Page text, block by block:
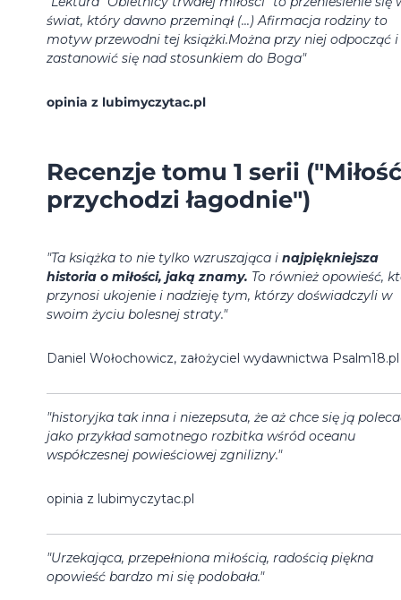
świat, który dawno przeminął (...) Afirmacja rodziny to
motyw przewodni tej książki.Można przy niej odpocząć i
zastanowić się nad stosunkiem do Boga"
opinia z lubimyczytac.pl
Recenzje tomu 1 serii ("Miłość
przychodzi łagodnie")
"Ta książka to nie tylko wzruszająca i najpiękniejsza
historia o miłości, jaką znamy. To również opowieść,
przynosi ukojenie i nadzieję tym, którzy doświadczyli w
swoim życiu bolesnej straty."
Daniel Wołochowicz, założyciel wydawnictwa Psalm18.pl
"historyjka tak inna i niezepsuta, że aż chce się ją
jako przykład samotnego rozbitka wśród oceanu
współczesnej powieściowej zgnilizny."
opinia z lubimyczytac.pl
"Urzekająca, przepełniona miłością, radością piękna
opowieść bardzo mi się podobała."